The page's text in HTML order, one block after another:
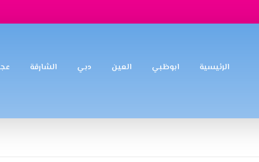
الرئيسية ابوظبي العين دبي الشارقة